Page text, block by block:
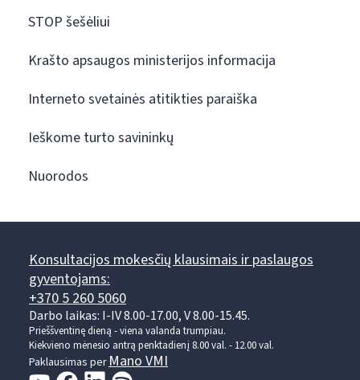
STOP šešėliui
Krašto apsaugos ministerijos informacija
Interneto svetainės atitikties paraiška
Ieškome turto savininkų
Nuorodos
Konsultacijos mokesčių klausimais ir paslaugos
gyventojams:
+370 5 260 5060
Darbo laikas: I-IV 8.00-17.00, V 8.00-15.45.
Prieššventinę dieną - viena valanda trumpiau.
Kiekvieno mėnesio antrą penktadienį 8.00 val. - 12.00 val.
Paklausimas per Mano VMI